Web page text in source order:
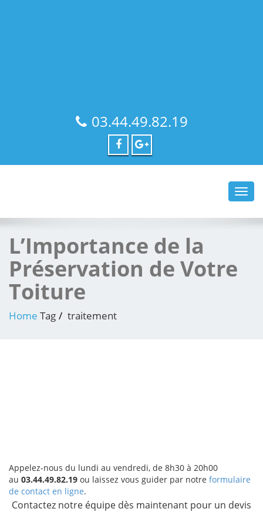
03.44.49.82.19
L’Importance de la
Préservation de Votre
Toiture
Home Tag traitement
Appelez-nous du lundi au vendredi, de 8h30 à 20h00
au 03.44.49.82.19 ou laissez vous guider par notre formulaire
de contact en ligne.
Contactez notre équipe dès maintenant pour un devis